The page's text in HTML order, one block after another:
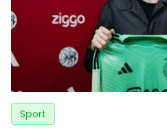
Sport